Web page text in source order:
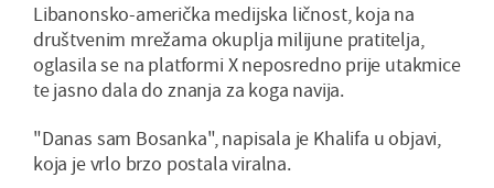
Libanonsko-američka medijska ličnost, koja na
društvenim mrežama okuplja milijune pratitelja,
oglasila se na platformi X neposredno prije utakmice
te jasno dala do znanja za koga navija.
"Danas sam Bosanka", napisala je Khalifa u objavi,
koja je vrlo brzo postala viralna.